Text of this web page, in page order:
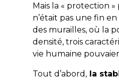
Mais la « protection
n’était pas une fin
des murailles, où la
densité, trois
vie humaine
Tout d’abord,la